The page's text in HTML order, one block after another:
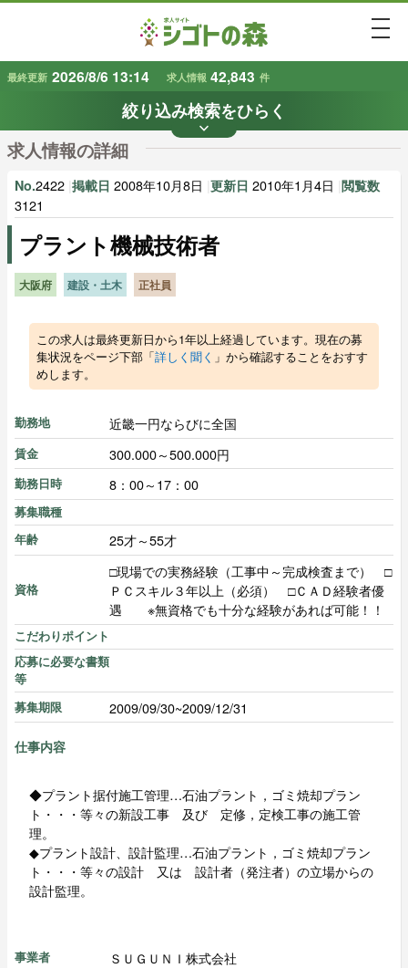
最終更新 2026/8/6 13:14 求人情報 42,843 件
絞り込み検索をひらく
keyboard_arrow_down
条件から探す
地域で探す 業種で探す
雇用形態で探す 賃金
求人情報の詳細
No.2422 掲載日 2008年10月8日 更新日 2010年1月4日 閲覧数
3121
プラント機械技術者
大阪府 建設・土木 正社員
この求人は最終更新日から1年以上経過しています。現在の募
集状況をページ下部「詳しく聞く 」から確認することをおすす
めします。
勤務地 近畿一円ならびに全国
賃金 300.000～500.000円
勤務日時 8：00～17：00
募集職種
年齢
25才～55才
資格
□現場での実務経験（工事中～完成検査まで） □
ＰＣスキル３年以上（必須） □ＣＡＤ経験者優
遇 ※無資格でも十分な経験があれば可能！！
こだわりポイント
応募に必要な書類
等
募集期限
2009/09/30~2009/12/31
仕事内容
◆プラント据付施工管理…石油プラント，ゴミ焼却プラン
ト・・・等々の新設工事 及び 定修，定検工事の施工管
理。
◆プラント設計、設計監理…石油プラント，ゴミ焼却プラン
ト・・・等々の設計 又は 設計者（発注者）の立場からの
設計監理。
事業者 ＳＵＧＵＮＩ株式会社